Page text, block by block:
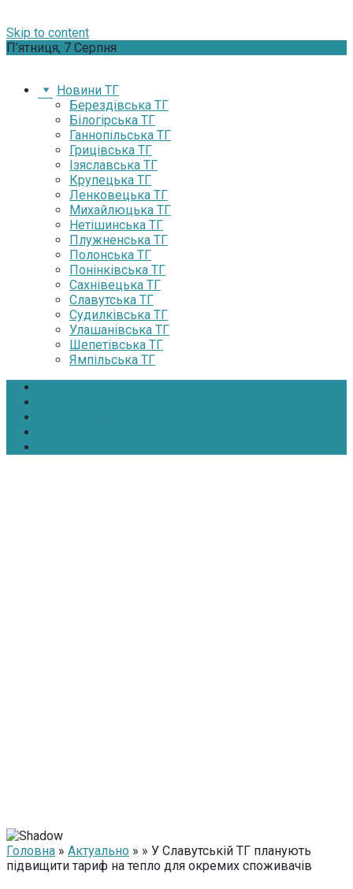
Skip to content
П’ятниця, 7 Серпня
Новини ТГ
Берездівська ТГ
Білогірська ТГ
Ганнопільська ТГ
Грицівська ТГ
Ізяславська ТГ
Крупецька ТГ
Ленковецька ТГ
Михайлюцька ТГ
Нетішинська ТГ
Плужненська ТГ
Полонська ТГ
Понінківська ТГ
Сахнівецька ТГ
Славутська ТГ
Судилківська ТГ
Улашанівська ТГ
Шепетівська ТГ
Ямпільська ТГ
Головна » Актуально » » У Славутській ТГ планують
підвищити тариф на тепло для окремих споживачів